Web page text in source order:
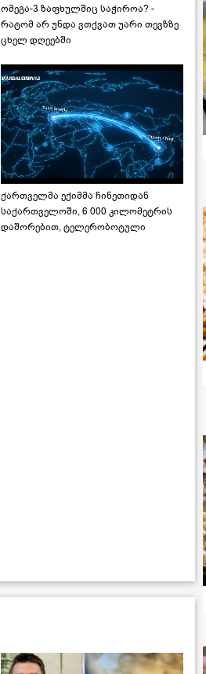
ომეგა-3 ზაფხულშიც საჭიროა? -
რატომ არ უნდა ვთქვათ უარი თევზზე
ცხელ დღეებში
ქართველმა ექიმმა ჩინეთიდან
საქართველოში, 6 000 კილომეტრის
დაშორებით, ტელერობოტული